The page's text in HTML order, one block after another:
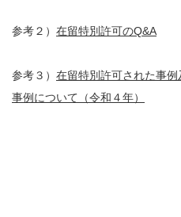
参考２） 在留特別許可のQ&A
参考３） 在留特別許可された事
事例について（令和４年）